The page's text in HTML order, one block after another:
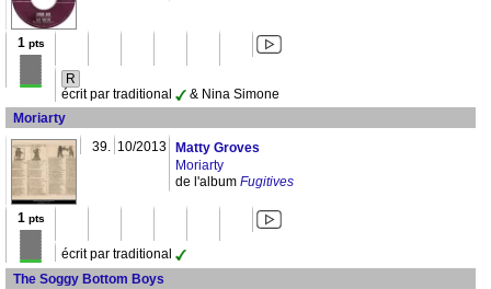
1 pts
R
écrit par traditional
& Nina Simone
Moriarty
39. 10/2013
Matty Groves
Moriarty
de l'album Fugitives
1 pts
écrit par traditional
The Soggy Bottom Boys